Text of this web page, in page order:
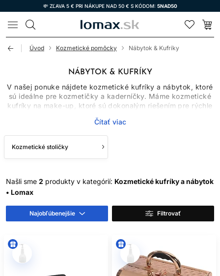
💸 ZĽAVA 5 € PRI NÁKUPE NAD 50 € S KÓDOM: 5NAD50
LOMAX
Úvod Kozmetické pomôcky Nábytok & Kufríky
NÁBYTOK & KUFRÍKY
V našej ponuke nájdete kozmetické kufríky a nábytok, ktoré
sú ideálne pre kozmetičky a kaderníčky. Máme kozmetické
kufríky na make-up, ktoré sú dokonalým riešením pre rýchle
. Okrem toho máme aj kozmetické
kufre na nechty anástroje na nechty
prepravu a organizáciu. Kozmetické kreslá a stoličky sú
ideálne pre kozmetické salóny a ponúkajú komfort a
funkčnosť pre Vašich klientov. Vyberte si zo širokej ponuky
kozmetické štúdio alebo salón.
Čítať viac
Kozmetické stoličky
Našli sme 2 produkty v kategórií: Kozmetické kufríky a nábytok
• Lomax
Najobľúbenejšie Filtrovať